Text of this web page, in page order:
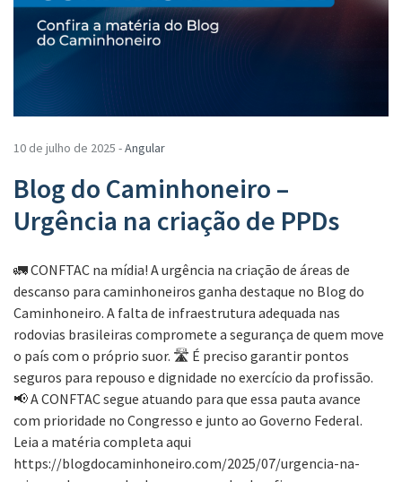
10 de julho de 2025 -Angular
Blog do Caminhoneiro –
Urgência na criação de PPDs
🚛 CONFTAC na mídia! A urgência na criação de áreas de
descanso para caminhoneiros ganha destaque no Blog do
Caminhoneiro. A falta de infraestrutura adequada nas
rodovias brasileiras compromete a segurança de quem move
o país com o próprio suor. 🛣️ É preciso garantir pontos
seguros para repouso e dignidade no exercício da profissão.
📢 A CONFTAC segue atuando para que essa pauta avance
com prioridade no Congresso e junto ao Governo Federal.
Leia a matéria completa aqui
https://blogdocaminhoneiro.com/2025/07/urgencia-na-